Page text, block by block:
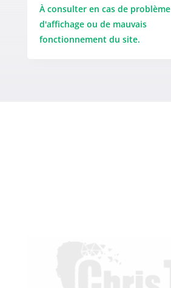
À consulter en cas de problème
d'affichage ou de mauvais
fonctionnement du site.